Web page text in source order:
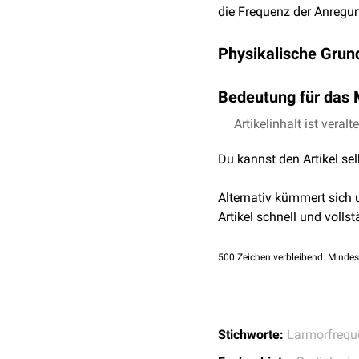
die Frequenz der
Physikalische
ω0 = Larmor-
γ=
Das gyromagnetische
Larmorfrequenz bei 1,5
Bedeutung für das
EinProtonkann durch
macht man sich bei der
Durch Anlegen von
derOrtskodierung.
Artikelinhalt ist
Du kannst den Artikel
Alternativ kümmert sich
Artikel schnell und
500 Zeichen verbleibend.
Stichworte: